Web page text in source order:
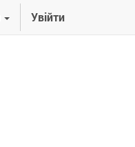
Увійти